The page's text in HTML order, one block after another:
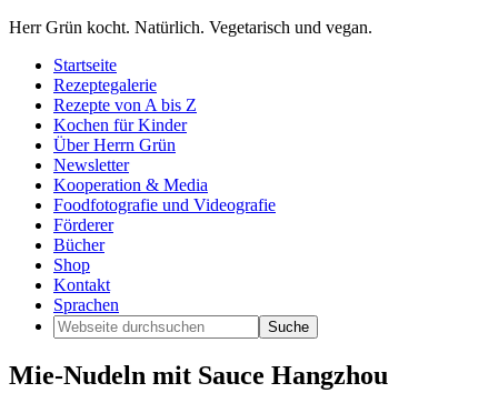
Herr Grün kocht. Natürlich. Vegetarisch und vegan.
Startseite
Rezeptegalerie
Rezepte von A bis Z
Kochen für Kinder
Über Herrn Grün
Newsletter
Kooperation & Media
Foodfotografie und Videografie
Förderer
Bücher
Shop
Kontakt
Sprachen
Mie-Nudeln mit Sauce Hangzhou